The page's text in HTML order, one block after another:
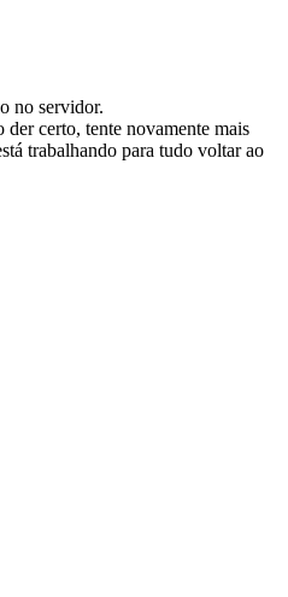
no servidor.
der certo, tente novamente mais
trabalhando para tudo voltar ao